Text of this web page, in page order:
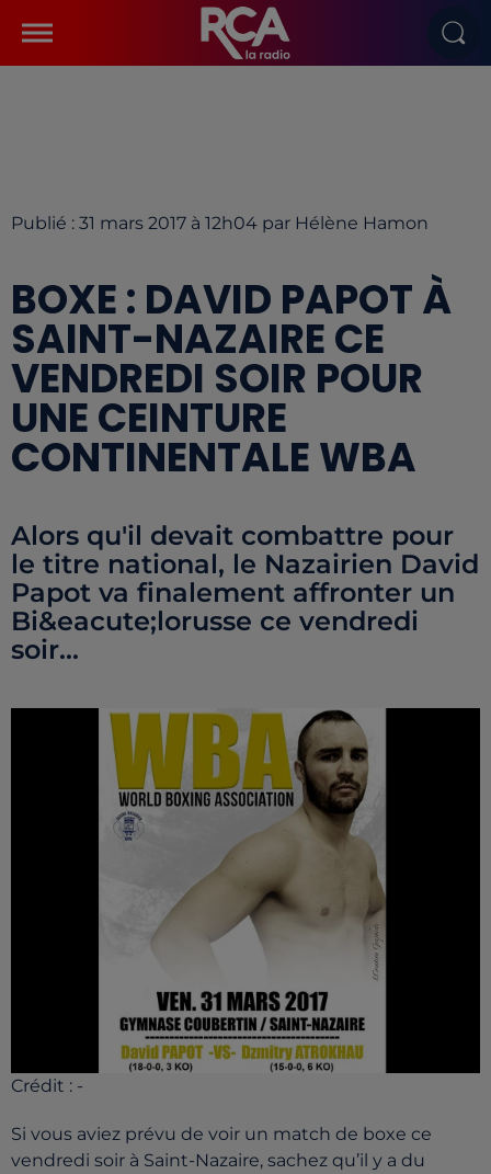
Publié : 31 mars 2017 à 12h04 par Hélène Hamon
BOXE : DAVID PAPOT À
SAINT-NAZAIRE CE
VENDREDI SOIR POUR
UNE CEINTURE
CONTINENTALE WBA
Alors qu'il devait combattre pour
le titre national, le Nazairien David
Papot va finalement affronter un
Bi&eacute;lorusse ce vendredi
soir...
Crédit : -
Si vous aviez prévu de voir un match de boxe ce
vendredi soir à Saint-Nazaire, sachez qu’il y a du